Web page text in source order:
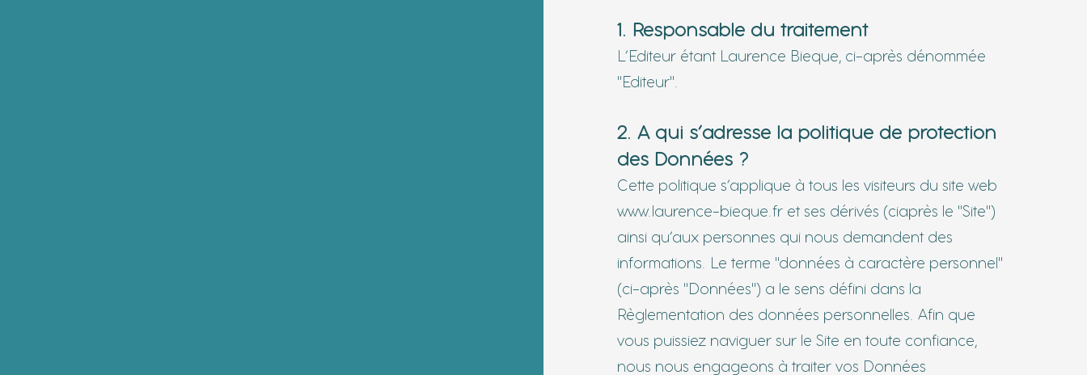
1. Responsable du traitement
L’Editeur étant Laurence Bieque, ci-après dénommée
"Editeur".
2. A qui s’adresse la politique de protection
des Données ?
Cette politique s’applique à tous les visiteurs du site web
www.laurence-bieque.fr et ses dérivés (ciaprès le "Site")
ainsi qu’aux personnes qui nous demandent des
informations. Le terme "données à caractère personnel"
(ci-après "Données") a le sens défini dans la
Règlementation des données personnelles. Afin que
vous puissiez naviguer sur le Site en toute confiance,
nous nous engageons à traiter vos Données